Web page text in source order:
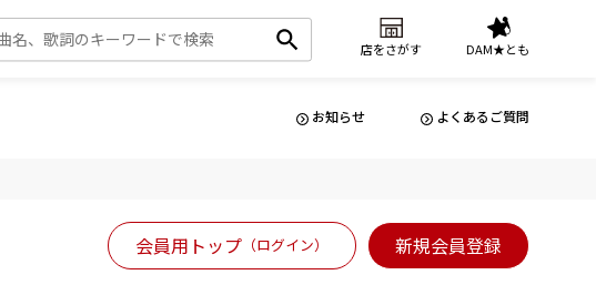
店をさがす DAM★とも
お知らせ よくあるご質問
会員用トップ （ログイン） 新規会員登録